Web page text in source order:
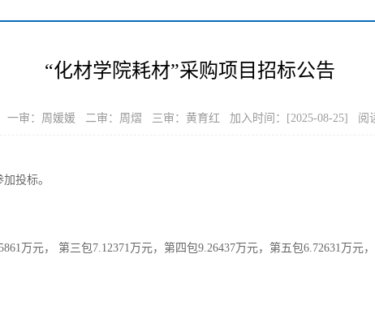
“化材学院耗材”采购项目招标公告
一审：周媛媛 二审：周熠 三审：黄育红 加入时间：[2025-08-25] 阅
投标。
万元， 第三包7.12371万元，第四包9.26437万元，第五包6.72631万元，